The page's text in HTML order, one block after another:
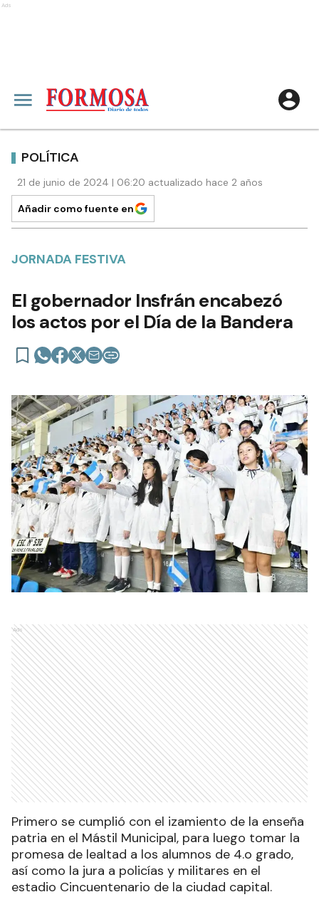
Ads
POLÍTICA
21 de junio de 2024 | 06:20 actualizado hace 2 años
Añadir como fuente en
JORNADA FESTIVA
El gobernador Insfrán encabezó
los actos por el Día de la Bandera
Ads
Primero se cumplió con el izamiento de la enseña
patria en el Mástil Municipal, para luego tomar la
promesa de lealtad a los alumnos de 4.o grado,
así como la jura a policías y militares en el
estadio Cincuentenario de la ciudad capital.